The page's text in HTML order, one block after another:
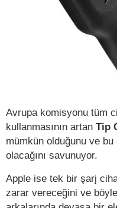
Avrupa komisyonu tüm
kullanmasının artan Tip
mümkün olduğunu ve
olacağını savunuyor.
Apple ise tek bir şarj
zarar vereceğini ve